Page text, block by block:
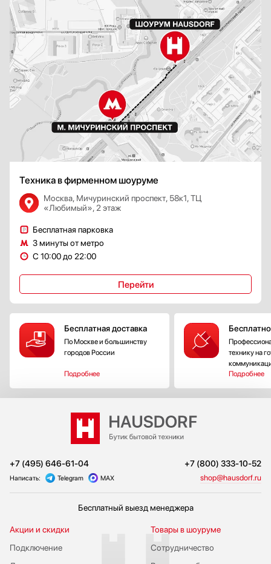
Техника в фирменном шоуруме
Москва, Мичуринский проспект, 58к1, ТЦ
«Любимый», 2 этаж
Бесплатная парковка
3 минуты от метро
С 10:00 до 22:00
Перейти
Бесплатная доставка
По Москве и большинству
городов России
Подробнее
технику на
Подробнее
+7 (495) 646-61-04 +7 (800) 333-10-52
Написать: Telegram MAX shop@hausdorf.ru
Бесплатный выезд менеджера
Акции и скидки
Подключение
Сотрудничество
Товары в шоуруме